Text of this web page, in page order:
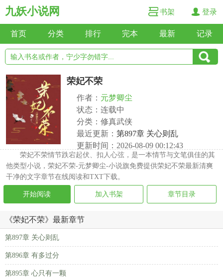
九妖小说网 书架 登录
首页 分类 排行 完本 最新 记录
荣妃不荣
作者： 元梦卿尘
状态：连载中
分类：修真武侠
最近更新： 第897章 关心则乱
更新时间：2026-08-09 00:12:43
荣妃不荣情节跌宕起伏、扣人心弦，是一本情节与文笔俱佳的其
他类型小说，荣妃不荣-元梦卿尘-小说旗免费提供荣妃不荣最新清爽
干净的文字章节在线阅读和TXT下载。
开始阅读 加入书架 章节目录
《荣妃不荣》最新章节
第897章 关心则乱
第896章 有多过分
第895章 心只有一颗